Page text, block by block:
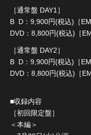
［通常盤 DAY1］
B D：9,900円(税込)［
DVD：8,800円(税込)［
［通常盤 DAY2］
B D：9,900円(税込)［
DVD：8,800円(税込)［
■収録内容
［初回限定盤］
＜本編＞